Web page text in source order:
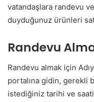
vatandaşlara randevu
duyduğunuz ürünleri
Randevu
Randevu almak için
portalına gidin, gerekli
istediğiniz tarihi ve